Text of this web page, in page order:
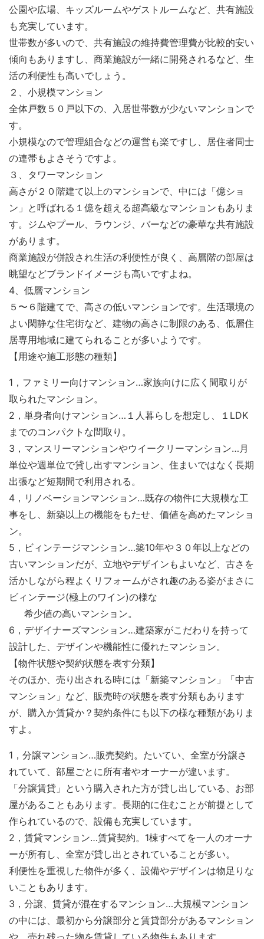
公園や広場、キッズルームやゲストルームなど、共有施設
も充実しています。
世帯数が多いので、共有施設の維持費管理費が比較的安い
傾向もありますし、商業施設が一緒に開発されるなど、生
活の利便性も高いでしょう。
２、小規模マンション
全体戸数５０戸以下の、入居世帯数が少ないマンションで
す。
小規模なので管理組合などの運営も楽ですし、居住者同士
の連帯もよさそうですよ。
３、タワーマンション
高さが２０階建て以上のマンションで、中には「億ショ
ン」と呼ばれる１億を超える超高級なマンションもありま
す。ジムやプール、ラウンジ、バーなどの豪華な共有施設
があります。
商業施設が併設され生活の利便性が良く、高層階の部屋は
眺望などブランドイメージも高いですよね。
4、低層マンション
５〜６階建てで、高さの低いマンションです。生活環境の
よい閑静な住宅街など、建物の高さに制限のある、低層住
居専用地域に建てられることが多いようです。
【用途や施工形態の種類】
1，ファミリー向けマンション…家族向けに広く間取りが
取られたマンション。
2，単身者向けマンション…１人暮らしを想定し、１LDK
までのコンパクトな間取り。
3，マンスリーマンションやウイークリーマンション…月
単位や週単位で貸し出すマンション、住まいではなく長期
出張など短期間で利用される。
4，リノベーションマンション…既存の物件に大規模な工
事をし、新築以上の機能をもたせ、価値を高めたマンショ
ン。
5，ビィンテージマンション…築10年や３０年以上などの
古いマンションだが、立地やデザインもよいなど、古さを
活かしながら程よくリフォームがされ趣のある姿がまさに
ビィンテージ(極上のワイン)の様な
希少値の高いマンション。
6，デザイナーズマンション…建築家がこだわりを持って
設計した、デザインや機能性に優れたマンション。
【物件状態や契約状態を表す分類】
そのほか、売り出される時には「新築マンション」「中古
マンション」など、販売時の状態を表す分類もあります
が、購入か賃貸か？契約条件にも以下の様な種類がありま
すよ。
1，分譲マンション…販売契約。たいてい、全室が分譲さ
れていて、部屋ごとに所有者やオーナーが違います。
「分譲賃貸」という購入された方が貸し出している、お部
屋があることもあります。長期的に住むことが前提として
作られているので、設備も充実しています。
2，賃貸マンション…賃貸契約。1棟すべてを一人のオーナ
ーが所有し、全室が貸し出とされていることが多い。
利便性を重視した物件が多く、設備やデザインは物足りな
いこともあります。
3，分譲、賃貸が混在するマンション…大規模マンション
の中には、最初から分譲部分と賃貸部分があるマンション